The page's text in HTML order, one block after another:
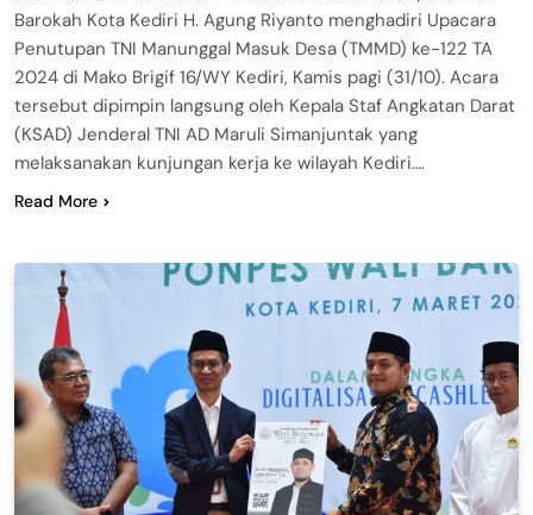
Barokah Kota Kediri H. Agung Riyanto menghadiri Upacara
Penutupan TNI Manunggal Masuk Desa (TMMD) ke-122 TA
2024 di Mako Brigif 16/WY Kediri, Kamis pagi (31/10). Acara
tersebut dipimpin langsung oleh Kepala Staf Angkatan Darat
(KSAD) Jenderal TNI AD Maruli Simanjuntak yang
melaksanakan kunjungan kerja ke wilayah Kediri….
Read More